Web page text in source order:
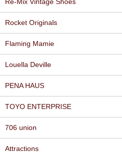
Rocket Originals
Flaming Mamie
Louella Deville
PENA HAUS
TOYO ENTERPRISE
706 union
Attractions